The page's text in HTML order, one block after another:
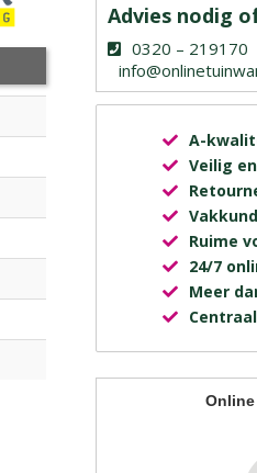
Advies nodig
0320 – 219170
A-
Veilig
Ruime
24/7
Meer